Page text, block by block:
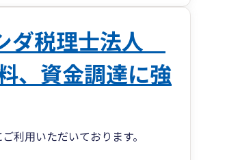
ダ税理士法人
、資金調達に強
利用いただいております。